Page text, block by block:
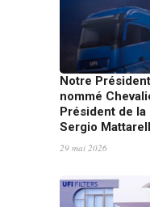
Notre
nommé
Président de
Sergio
29 mai 2026